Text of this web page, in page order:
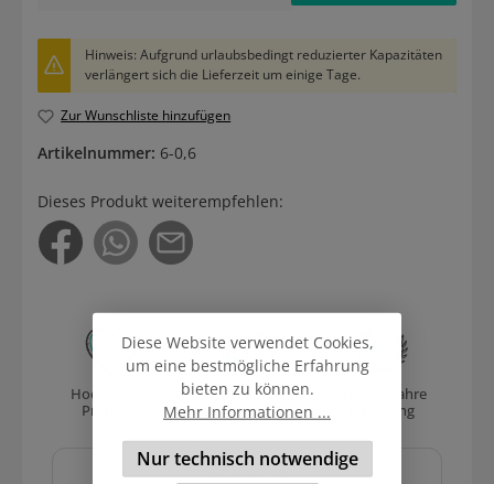
Hinweis: Aufgrund urlaubsbedingt reduzierter Kapazitäten
verlängert sich die Lieferzeit um einige Tage.
Zur Wunschliste hinzufügen
Artikelnummer: 6-0,6
Dieses Produkt weiterempfehlen:
Hochwertige
Produkte
Versand
mit DHL
Über 40 Jahre
Erfahrung
Sicher und schnell
bezahlen mit
Diese Website verwendet Cookies,
um eine bestmögliche Erfahrung
bieten zu können.
Mehr Informationen ...
Nur technisch notwendige